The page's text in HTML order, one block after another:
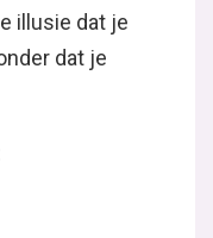
illusie dat je
dat je